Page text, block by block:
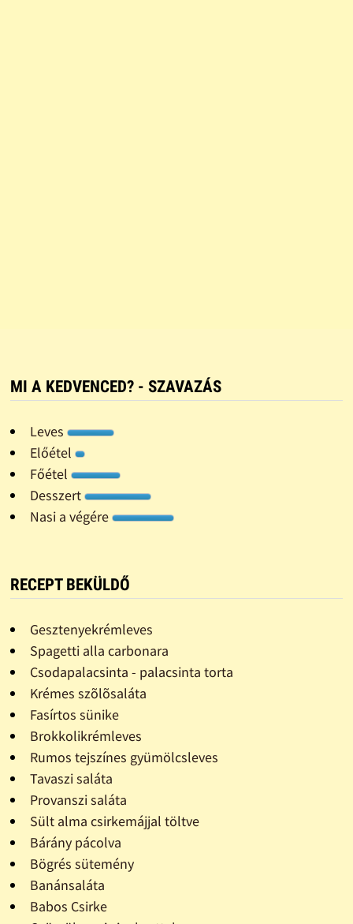
MI A KEDVENCED? - SZAVAZÁS
Leves
Előétel
Főétel
Desszert
Nasi a végére
RECEPT BEKÜLDŐ
Gesztenyekrémleves
Spagetti alla carbonara
Csodapalacsinta - palacsinta torta
Krémes szõlõsaláta
Fasírtos sünike
Brokkolikrémleves
Rumos tejszínes gyümölcsleves
Tavaszi saláta
Provanszi saláta
Sült alma csirkemájjal töltve
Bárány pácolva
Bögrés sütemény
Banánsaláta
Babos Csirke